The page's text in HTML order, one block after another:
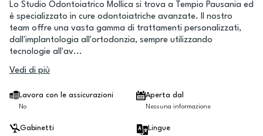
Lo Studio Odontoiatrico Mollica si trova a Tempio Pausania ed
è specializzato in cure odontoiatriche avanzate. Il nostro
team offre una vasta gamma di trattamenti personalizzati,
dall'implantologia all'ortodonzia, sempre utilizzando
tecnologie all'av...
Vedi di più
Lavora con le assicurazioni
No
Aperta dal
Nessuna informazione
Gabinetti Lingue